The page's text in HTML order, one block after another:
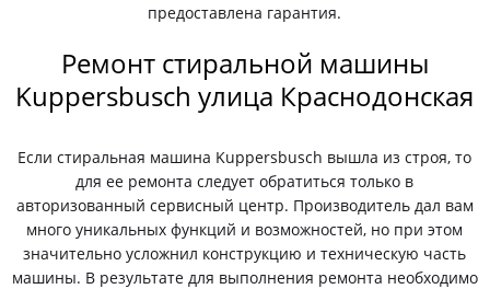
предоставлена гарантия.
Ремонт стиральной машины
Kuppersbusch улица Краснодонская
Если стиральная машина Kuppersbusch вышла из строя, то
для ее ремонта следует обратиться только в
авторизованный сервисный центр. Производитель дал вам
много уникальных функций и возможностей, но при этом
значительно усложнил конструкцию и техническую часть
машины. В результате для выполнения ремонта необходимо